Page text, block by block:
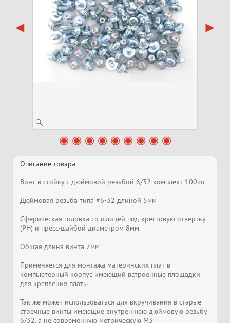
Описание товара
Винт в стойку с дюймовой резьбой 6/32 комплект 100шт
Дюймовая резьба типа #6-32 длиной 5мм
Сферическая головка со шлицей под крестовую отвертку
(PH) и пресс-шайбой диаметром 8мм
Общая длина винта 7мм
Применяется для монтажа материнских плат в
компьютерный корпус имеющий встроенные площадки
для крепления платы
Так же может использоваться для вкручивания в старые
стоечные винты имеющие внутреннюю дюймовую резьбу
6/32, а не современную метрическую M3